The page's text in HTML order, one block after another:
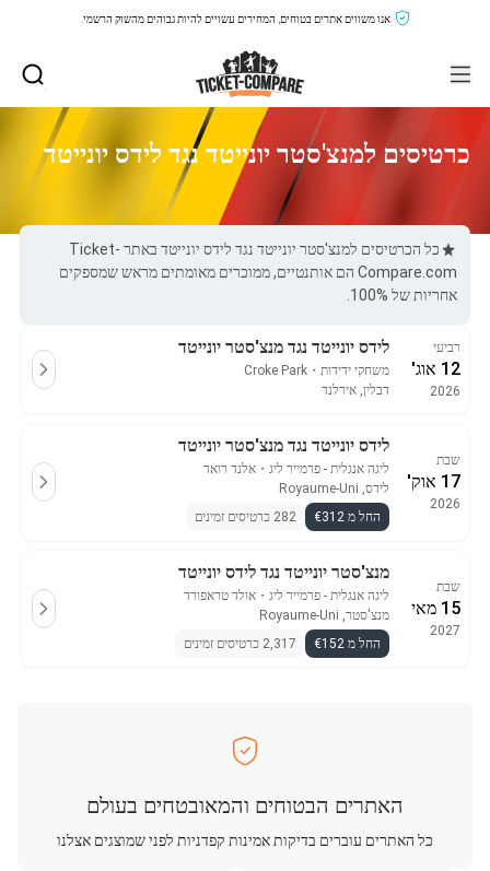
אנו משווים אתרים בטוחים, המחירים עשויים להיות גבוהים מהשוק הרשמי.
כרטיסים למנצ'סטר יונייטד נגד לידס יונייטד
כל הכרטיסים למנצ'סטר יונייטד נגד לידס יונייטד באתר Ticket-
Compare.com הם אותנטיים, ממוכרים מאומתים מראש שמספקים
אחריות של 100%.
רביעי
12 אוג'
2026
לידס יונייטד נגד מנצ'סטר יונייטד
משחקי ידידות ・
Croke Park
דבלין, אירלנד
שבת
17 אוק'
2026
לידס יונייטד נגד מנצ'סטר יונייטד
ליגה אנגלית - פרמייר ליג ・ אלנד רואד
לידס, Royaume-Uni
החל מ €312
282 כרטיסים זמינים
שבת
15 מאי
2027
מנצ'סטר יונייטד נגד לידס יונייטד
ליגה אנגלית - פרמייר ליג ・ אולד טראפורד
מנצ'סטר, Royaume-Uni
החל מ €152
2,317 כרטיסים זמינים
האתרים הבטוחים והמאובטחים בעולם
כל האתרים עוברים בדיקות אמינות קפדניות לפני שמוצגים אצלנו